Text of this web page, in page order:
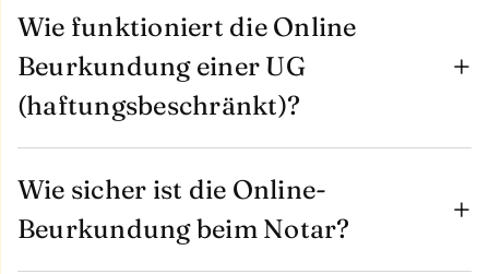
Wie funktioniert die Online
Beurkundung einer UG
(haftungsbeschränkt)?
Wie sicher ist die Online-
Beurkundung beim Notar?